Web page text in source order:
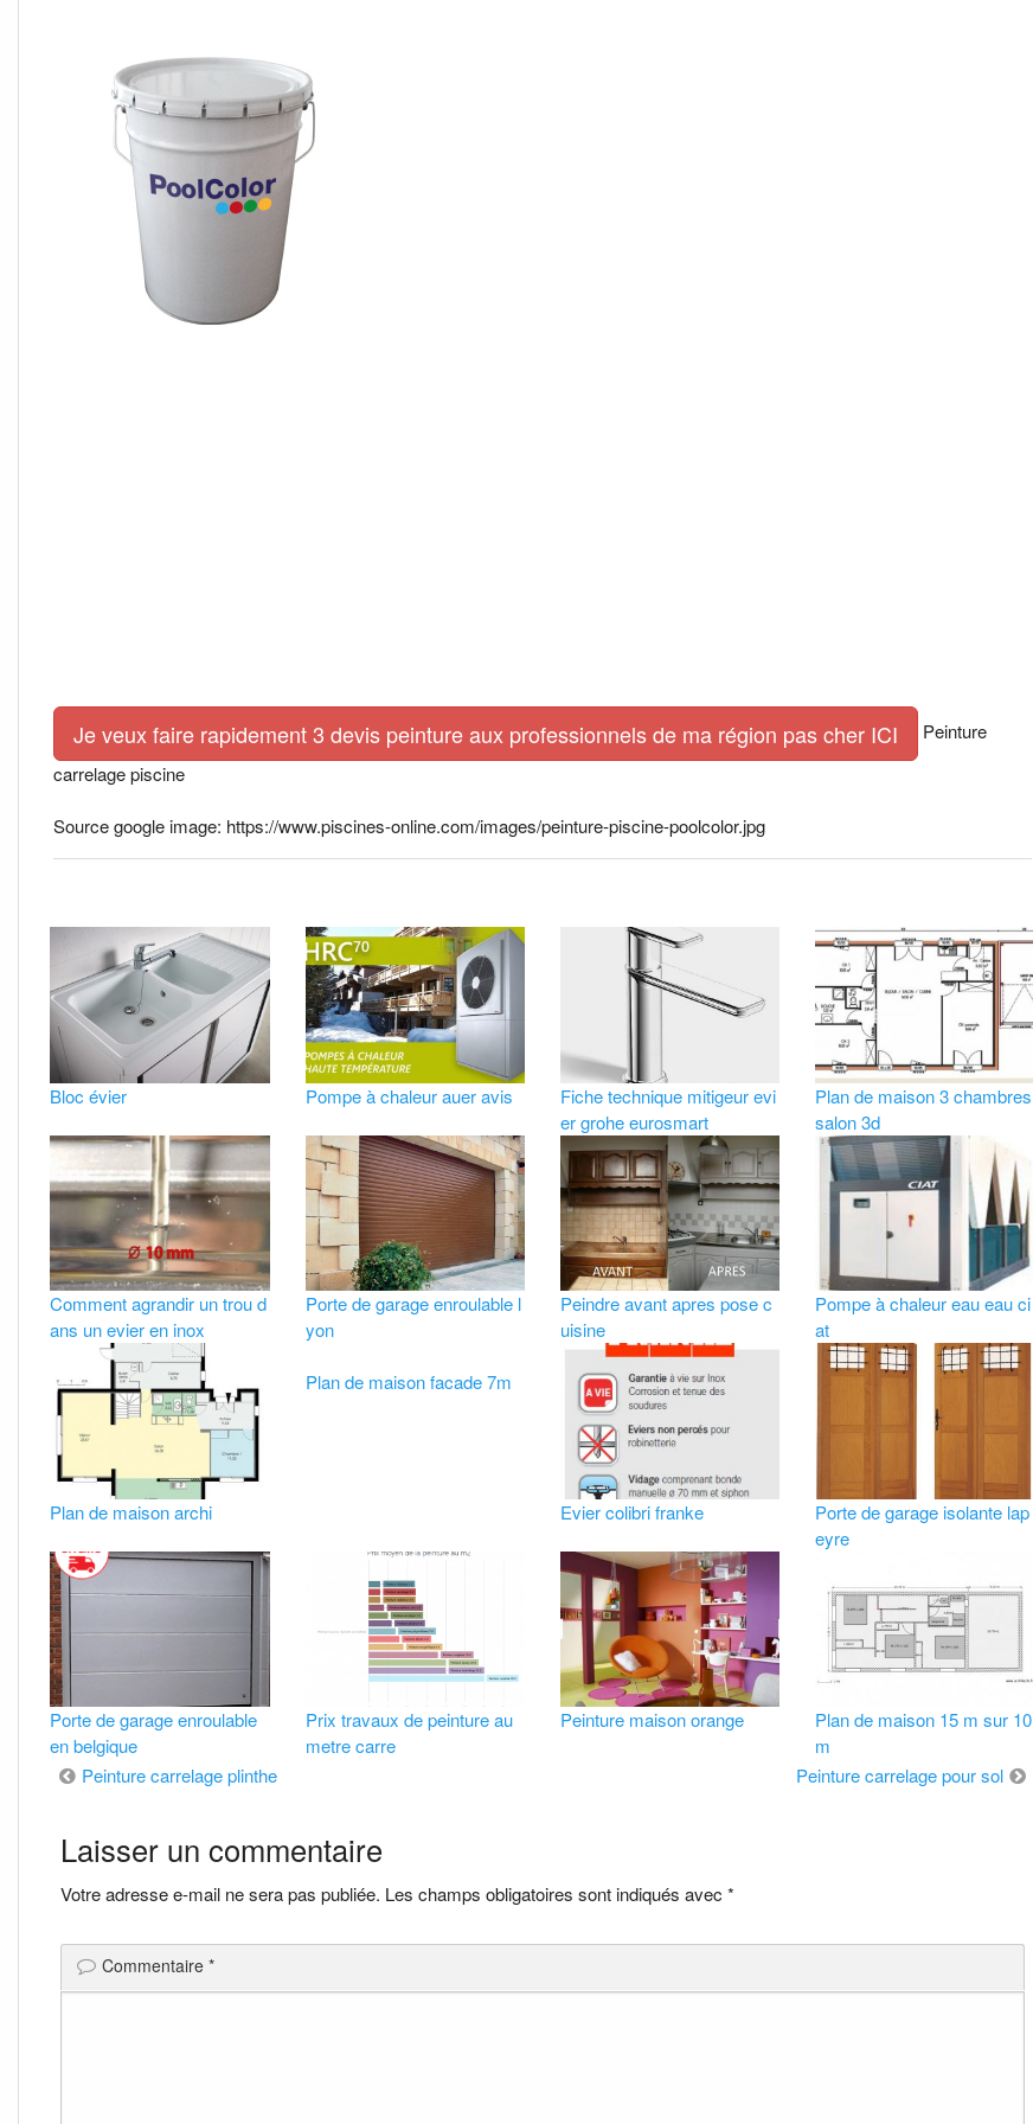
Je veux faire rapidement 3 devis peinture aux professionnels de ma région pas cher ICI
Peinture
carrelage piscine
Source google image: https://www.piscines-online.com/images/peinture-piscine-poolcolor.jpg
Bloc évier Pompe à chaleur auer avis
Fiche technique mitigeur evi
er grohe eurosmart
Plan de maison 3 chambres
salon 3d
Comment agrandir un trou d
ans un evier en inox
Porte de garage enroulable l
yon
Peindre avant apres pose c
uisine
Pompe à chaleur eau eau ci
at
Plan de maison archi
Plan de maison facade 7m
Evier colibri franke
Porte de garage isolante lap
eyre
Porte de garage enroulable
en belgique
Prix travaux de peinture au
metre carre
Peinture maison orange
Plan de maison 15 m sur 10
m
Navigation
de
l’article
Peinture carrelage plinthe Peinture carrelage pour sol
Laisser un commentaire
Votre adresse e-mail ne sera pas publiée. Les champs obligatoires sont indiqués avec *
Commentaire *